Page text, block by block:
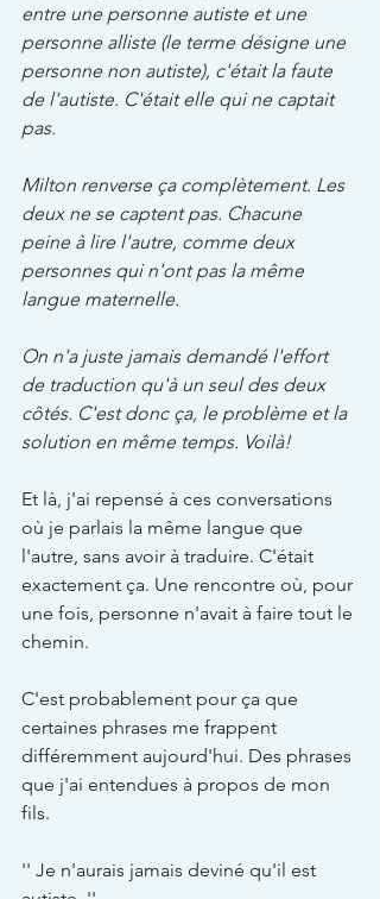
entre une personne autiste et une
personne alliste (le terme désigne une
personne non autiste), c'était la faute
de l'autiste. C'était elle qui ne captait
pas.
Milton renverse ça complètement. Les
deux ne se captent pas. Chacune
peine à lire l'autre, comme deux
personnes qui n'ont pas la même
langue maternelle.
On n'a juste jamais demandé l'effort
de traduction qu'à un seul des deux
côtés. C'est donc ça, le problème et la
solution en même temps. Voilà!
Et là, j'ai repensé à ces conversations
où je parlais la même langue que
l'autre, sans avoir à traduire. C'était
exactement ça. Une rencontre où, pour
une fois, personne n'avait à faire tout le
chemin.
C'est probablement pour ça que
certaines phrases me frappent
différemment aujourd'hui. Des phrases
que j'ai entendues à propos de mon
fils.
'' Je n'aurais jamais deviné qu'il est